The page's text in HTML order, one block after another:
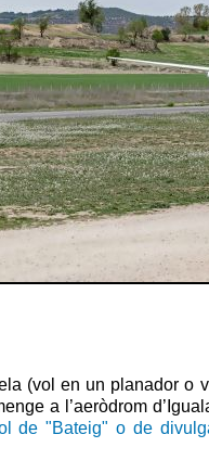
(vol en un planador o
a l’aeròdrom
de "Bateig" o de